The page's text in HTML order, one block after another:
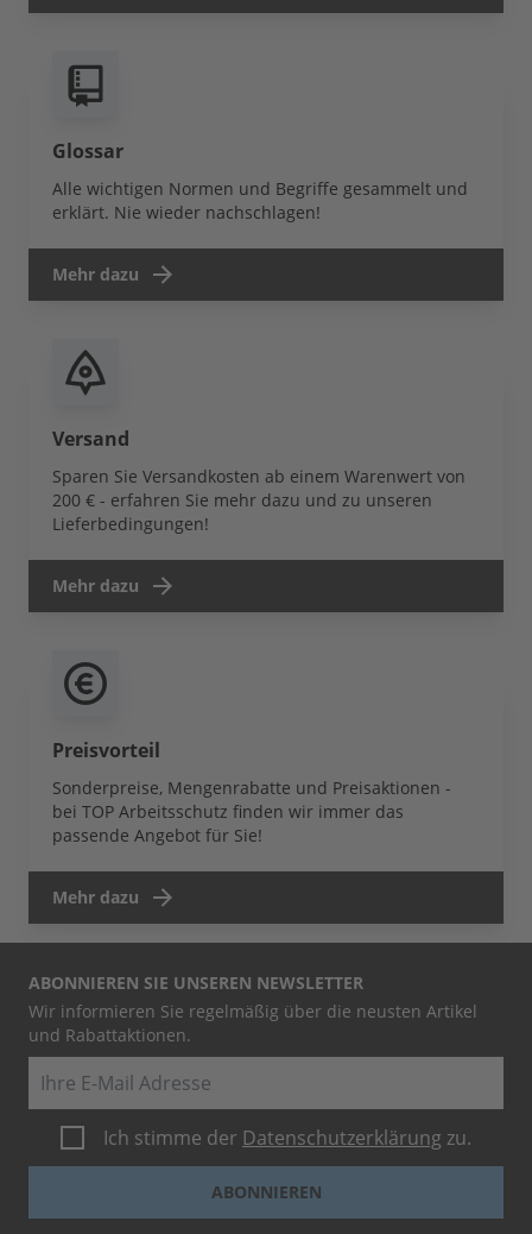
Glossar
Alle wichtigen Normen und Begriffe gesammelt und
erklärt. Nie wieder nachschlagen!
Mehr dazu
Versand
Sparen Sie Versandkosten ab einem Warenwert von
200 € - erfahren Sie mehr dazu und zu unseren
Lieferbedingungen!
Mehr dazu
Preisvorteil
Sonderpreise, Mengenrabatte und Preisaktionen -
bei TOP Arbeitsschutz finden wir immer das
passende Angebot für Sie!
Mehr dazu
ABONNIEREN SIE UNSEREN NEWSLETTER
Wir informieren Sie regelmäßig über die neusten Artikel
und Rabattaktionen.
Ich stimme der Datenschutzerklärung zu.
ABONNIEREN